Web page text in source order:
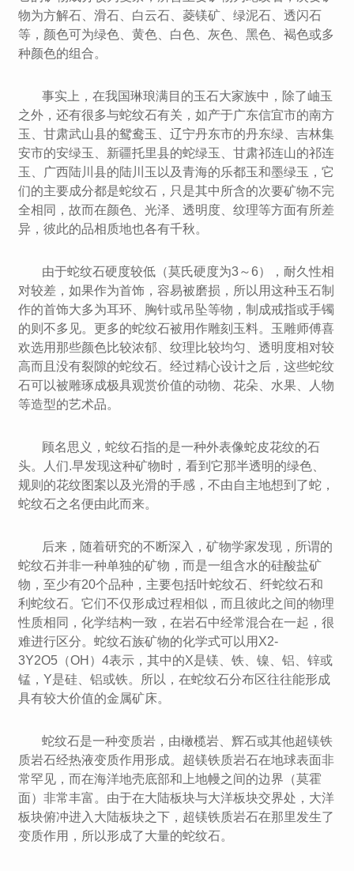
物为方解石、滑石、白云石、菱镁矿、绿泥石、透闪石
等，颜色可为绿色、黄色、白色、灰色、黑色、褐色或多
种颜色的组合。
事实上，在我国琳琅满目的玉石大家族中，除了岫玉
之外，还有很多与蛇纹石有关，如产于广东信宜市的南方
玉、甘肃武山县的鸳鸯玉、辽宁丹东市的丹东绿、吉林集
安市的安绿玉、新疆托里县的蛇绿玉、甘肃祁连山的祁连
玉、广西陆川县的陆川玉以及青海的乐都玉和墨绿玉，它
们的主要成分都是蛇纹石，只是其中所含的次要矿物不完
全相同，故而在颜色、光泽、透明度、纹理等方面有所差
异，彼此的品相质地也各有千秋。
由于蛇纹石硬度较低（莫氏硬度为3～6），耐久性相
对较差，如果作为首饰，容易被磨损，所以用这种玉石制
作的首饰大多为耳环、胸针或吊坠等物，制成戒指或手镯
的则不多见。更多的蛇纹石被用作雕刻玉料。玉雕师傅喜
欢选用那些颜色比较浓郁、纹理比较均匀、透明度相对较
高而且没有裂隙的蛇纹石。经过精心设计之后，这些蛇纹
石可以被雕琢成极具观赏价值的动物、花朵、水果、人物
等造型的艺术品。
顾名思义，蛇纹石指的是一种外表像蛇皮花纹的石
头。人们.早发现这种矿物时，看到它那半透明的绿色、
规则的花纹图案以及光滑的手感，不由自主地想到了蛇，
蛇纹石之名便由此而来。
后来，随着研究的不断深入，矿物学家发现，所谓的
蛇纹石并非一种单独的矿物，而是一组含水的硅酸盐矿
物，至少有20个品种，主要包括叶蛇纹石、纤蛇纹石和
利蛇纹石。它们不仅形成过程相似，而且彼此之间的物理
性质相同，化学结构一致，在岩石中经常混合在一起，很
难进行区分。蛇纹石族矿物的化学式可以用X2-
3Y2O5（OH）4表示，其中的X是镁、铁、镍、铝、锌或
锰，Y是硅、铝或铁。所以，在蛇纹石分布区往往能形成
具有较大价值的金属矿床。
蛇纹石是一种变质岩，由橄榄岩、辉石或其他超镁铁
质岩石经热液变质作用形成。超镁铁质岩石在地球表面非
常罕见，而在海洋地壳底部和上地幔之间的边界（莫霍
面）非常丰富。由于在大陆板块与大洋板块交界处，大洋
板块俯冲进入大陆板块之下，超镁铁质岩石在那里发生了
变质作用，所以形成了大量的蛇纹石。